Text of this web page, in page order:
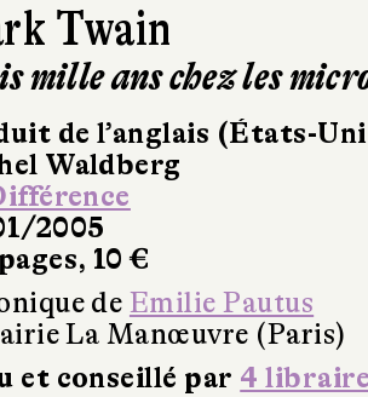
Twain
mille ans chez les
de l’anglais (États-
Waldberg
2005
10 €
de Emilie Pautus
La Manœuvre (Paris)
et conseillé par 4